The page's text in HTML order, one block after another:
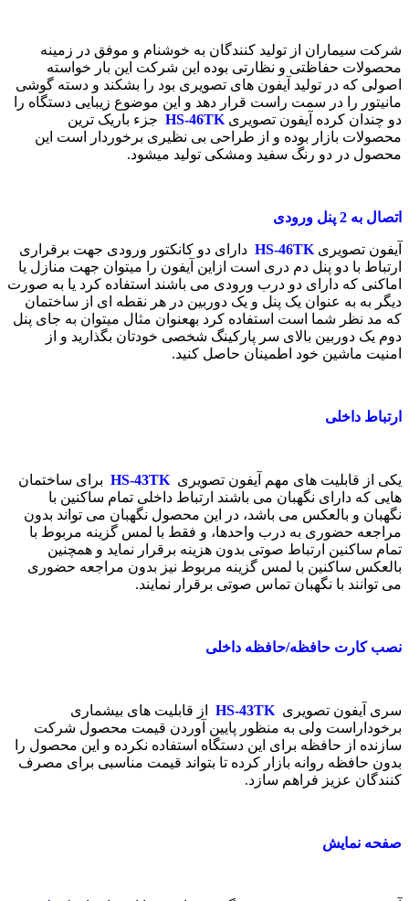
شرکت سیماران از تولید کنندگان به خوشنام و موفق در زمینه
محصولات حفاظتی و نظارتی بوده این شرکت این بار خواسته
اصولی که در تولید آیفون های تصویری بود را بشکند و دسته گوشی
مانیتور را در سمت راست قرار دهد و این موضوع زیبایی دستگاه را
دو چندان کرده آیفون تصویری HS-46TK جزء باریک ترین
محصولات بازار بوده و از طراحی بی نظیری برخوردار است این
محصول در دو رنگ سفید ومشکی تولید میشود.
اتصال به 2 پنل ورودی
آیفون تصویری HS-46TK دارای دو کانکتور ورودی جهت برقراری
ارتباط با دو پنل دم دری است ازاین آیفون را میتوان جهت منازل یا
اماکنی که دارای دو درب ورودی می باشند استفاده کرد یا به صورت
دیگر به به عنوان یک پنل و یک دوربین در هر نقطه ای از ساختمان
که مد نظر شما است استفاده کرد بهعنوان مثال میتوان به جای پنل
دوم یک دوربین بالای سر پارکینگ شخصی خودتان بگذارید و از
امنیت ماشین خود اطمینان حاصل کنید.
ارتباط داخلی
یکی از قابلیت های مهم آیفون تصویری HS-43TK برای ساختمان
هایی که دارای نگهبان می باشند ارتباط داخلی تمام ساکنین با
نگهبان و بالعکس می باشد، در این محصول نگهبان می تواند بدون
مراجعه حضوری به درب واحدها، و فقط با لمس گزینه مربوط با
تمام ساکنین ارتباط صوتی بدون هزینه برقرار نماید و همچنین
بالعکس ساکنین با لمس گزینه مربوط نیز بدون مراجعه حضوری
می توانند با نگهبان تماس صوتی برقرار نمایند.
نصب کارت حافظه/حافظه داخلی
سری آیفون تصویری
از قابلیت های بیشماری
برخوداراست ولی به منظور پایین آوردن قیمت محصول شرکت
سازنده از حافظه برای این دستگاه استفاده نکرده و این محصول را
بدون حافظه روانه بازار کرده تا بتواند قیمت مناسبی برای مصرف
کنندگان عزیز فراهم سازد.
صفحه نمایش